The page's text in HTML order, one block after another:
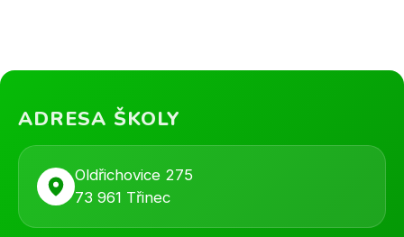
ADRESA ŠKOLY
Oldřichovice 275
73 961 Třinec